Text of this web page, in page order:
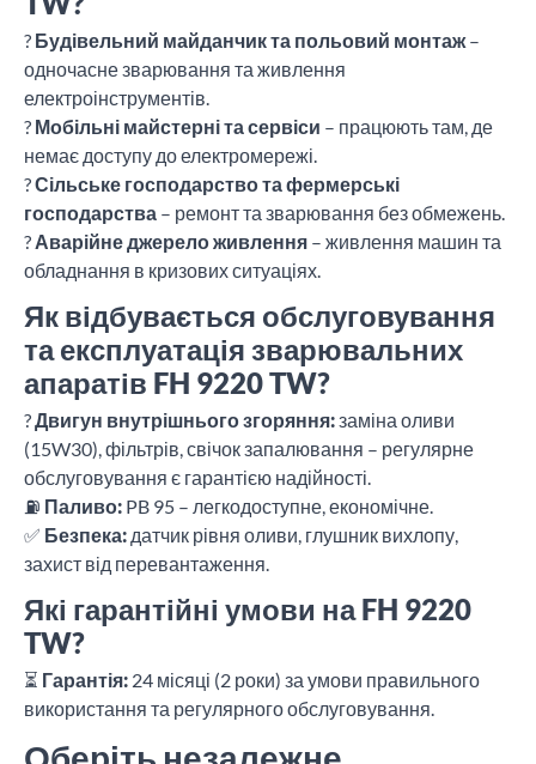
? Будівельний майданчик та польовий монтаж–
одночасне зварювання та живлення
електроінструментів.
? Мобільні майстерні та сервіси – працюють там, де
немає доступу до електромережі.
?Сільське господарство та фермерські
господарства – ремонт та зварювання без обмежень.
? Аварійне джерело живлення – живлення машин та
обладнання в кризових ситуаціях.
Як відбувається обслуговування
та експлуатація зварювальних
апаратів FH 9220 TW?
?Двигун внутрішнього згоряння:заміна оливи
(15W30), фільтрів, свічок запалювання – регулярне
обслуговування є гарантією надійності.
⛽ Паливо: PB 95 – легкодоступне, економічне.
✅ Безпека: датчик рівня оливи, глушник вихлопу,
захист від перевантаження.
Які гарантійні умови на FH 9220
TW?
⏳ Гарантія: 24 місяці (2 роки) за умови правильного
використання та регулярного обслуговування.